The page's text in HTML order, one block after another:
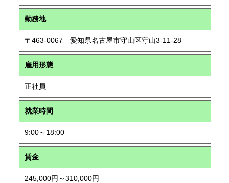
勤務地
〒463-0067 愛知県名古屋市守山区守山3-11-28
雇用形態
正社員
就業時間
9:00～18:00
賃金
245,000円～310,000円